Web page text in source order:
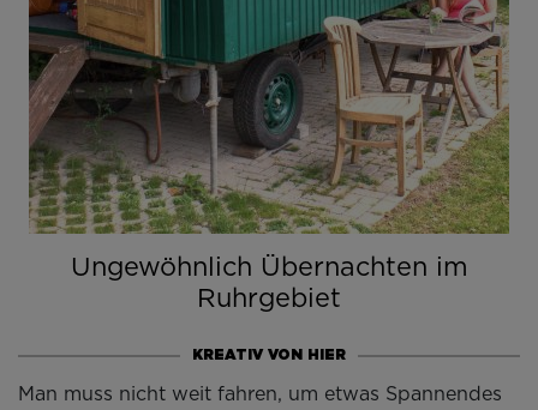
Ungewöhnlich Übernachten im
Ruhrgebiet
KREATIV VON HIER
Man muss nicht weit fahren, um etwas Spannendes